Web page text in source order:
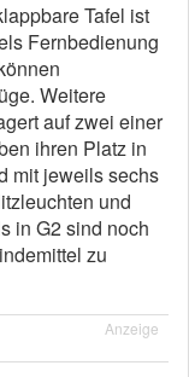
Tafel ist
Fernbedienung
Weitere
auf zwei einer
ihren Platz in
mit jeweils sechs
und
in G2 sind noch
zu
Anzeige